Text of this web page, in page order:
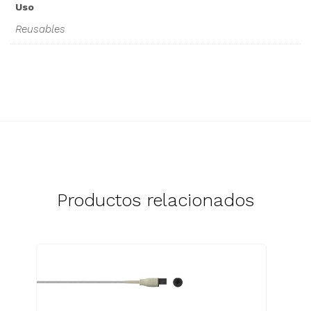
Uso
Reusables
Productos relacionados